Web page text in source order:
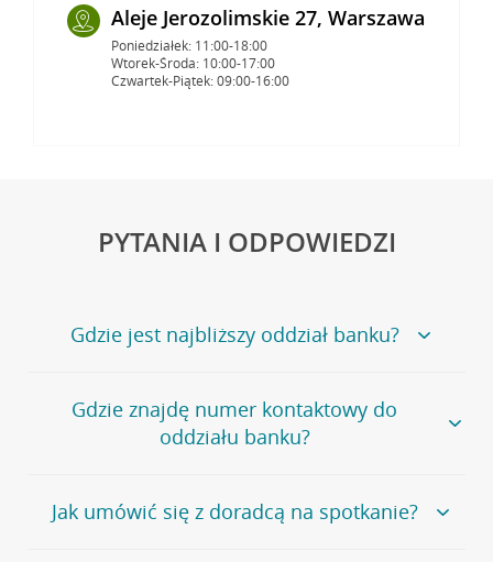
Aleje Jerozolimskie 27, Warszawa
Poniedziałek: 11:00-18:00
Wtorek-Środa: 10:00-17:00
Czwartek-Piątek: 09:00-16:00
PYTANIA I ODPOWIEDZI
Gdzie jest najbliższy oddział banku?
Jeśli szukasz oddziału naszego banku, zapraszamy na
stronęPlacówki i bankomaty, na której znajduje się
wygodna wyszukiwarka.
oddziałów
Gdzie znajdę numer kontaktowy do
oddziału banku?
Bank Credit Agricole nie udostępnia ogólnego numeru
telefonu do placówki bankowej.
Jak umówić się z doradcą na spotkanie?